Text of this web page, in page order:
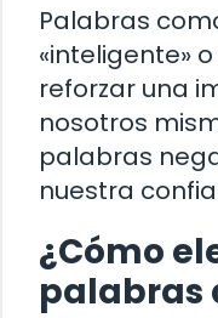
Palabras
«inteligente»
reforzar una
nosotros
palabras
nuestra
¿Cómo
palabras